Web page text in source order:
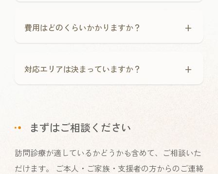
費用はどのくらいかかりますか？ +
対応エリアは決まっていますか？ +
まずはご相談ください
訪問診療が適しているかどうかも含めて、ご相談いた
だけます。 ご本人・ご家族・支援者の方からのご連絡